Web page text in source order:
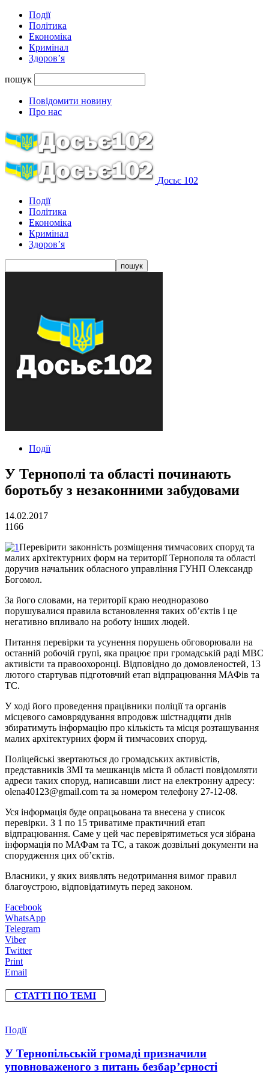
Події
Політика
Економіка
Кримінал
Здоров’я
пошук
Повідомити новину
Про нас
Досьє 102
Події
Політика
Економіка
Кримінал
Здоров’я
Події
У Тернополі та області починають
боротьбу з незаконними забудовами
14.02.2017
1166
Перевірити законність розміщення тимчасових споруд та
малих архітектурних форм на території Тернополя та області
доручив начальник обласного управління ГУНП Олександр
Богомол.
За його словами, на території краю неодноразово
порушувалися правила встановлення таких об’єктів і це
негативно впливало на роботу інших людей.
Питання перевірки та усунення порушень обговорювали на
останній робочій групі, яка працює при громадській раді МВС
активісти та правоохоронці. Відповідно до домовленостей, 13
лютого стартував підготовчий етап відпрацювання МАФів та
ТС.
У ході його проведення працівники поліції та органів
місцевого самоврядування впродовж шістнадцяти днів
збиратимуть інформацію про кількість та місця розташування
малих архітектурних форм й тимчасових споруд.
Поліцейські звертаються до громадських активістів,
представників ЗМІ та мешканців міста й області повідомляти
адреси таких споруд, написавши лист на електронну адресу:
olena40123@gmail.com та за номером телефону 27-12-08.
Уся інформація буде опрацьована та внесена у список
перевірки. З 1 по 15 триватиме практичний етап
відпрацювання. Саме у цей час перевірятиметься уся зібрана
інформація по МАФам та ТС, а також дозвільні документи на
спорудження цих об’єктів.
Власники, у яких виявлять недотримання вимог правил
благоустрою, відповідатимуть перед законом.
Facebook
WhatsApp
Telegram
Viber
Twitter
Print
Email
СТАТТІ ПО ТЕМІ
Події
У Тернопільській громаді призначили
уповноваженого з питань безбар’єрності